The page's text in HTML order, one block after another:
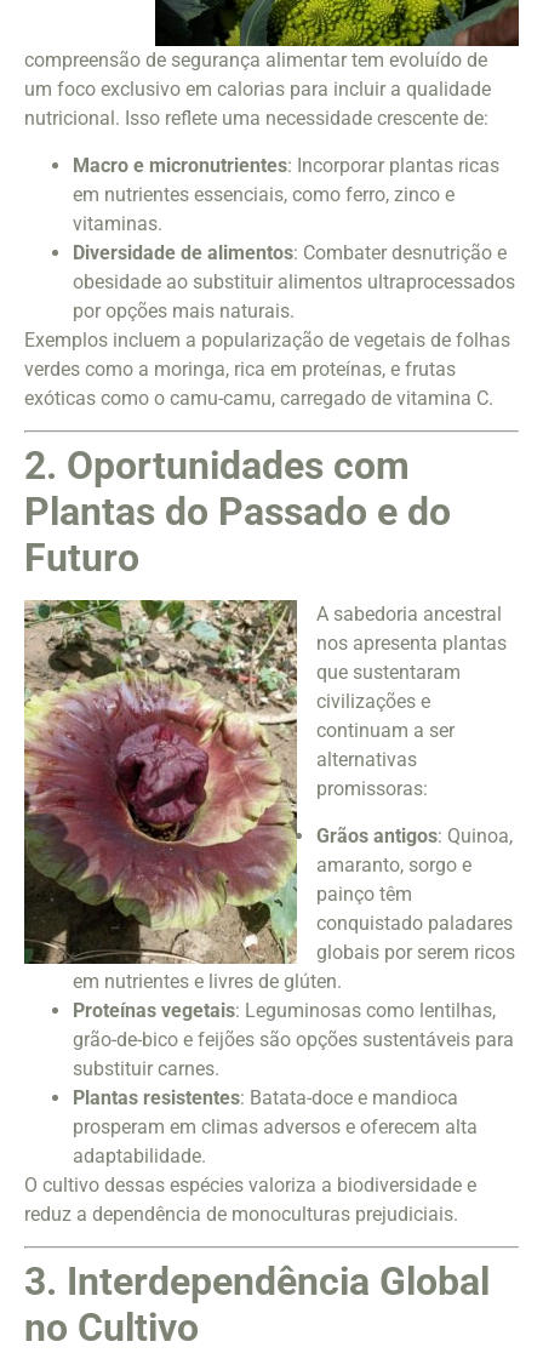
compreensão de segurança alimentar tem evoluído de
um foco exclusivo em calorias para incluir a qualidade
nutricional. Isso reflete uma necessidade crescente de:
Macro e micronutrientes: Incorporar plantas ricas
em nutrientes essenciais, como ferro, zinco e
vitaminas.
Diversidade de alimentos: Combater desnutrição e
obesidade ao substituir alimentos ultraprocessados
por opções mais naturais.
Exemplos incluem a popularização de vegetais de folhas
verdes como a moringa, rica em proteínas, e frutas
exóticas como o camu-camu, carregado de vitamina C.
2. Oportunidades com
Plantas do Passado e do
Futuro
A sabedoria ancestral
nos apresenta plantas
que sustentaram
civilizações e
continuam a ser
alternativas
promissoras:
Grãos antigos: Quinoa,
amaranto, sorgo e
painço têm
conquistado paladares
globais por serem ricos
em nutrientes e livres de glúten.
Proteínas vegetais: Leguminosas como lentilhas,
grão-de-bico e feijões são opções sustentáveis para
substituir carnes.
Plantas resistentes: Batata-doce e mandioca
prosperam em climas adversos e oferecem alta
adaptabilidade.
O cultivo dessas espécies valoriza a biodiversidade e
reduz a dependência de monoculturas prejudiciais.
3. Interdependência Global
no Cultivo